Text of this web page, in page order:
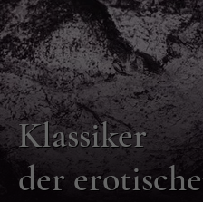
Klassiker
der